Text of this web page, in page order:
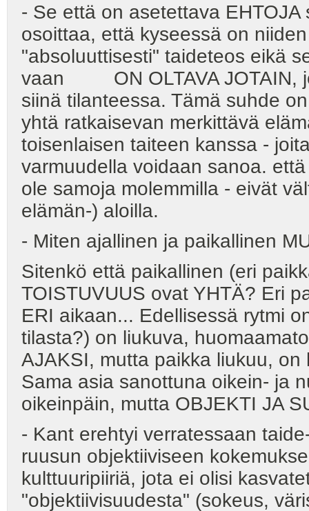
- Se että on asetettava
osoittaa, että kyseessä on
"absoluuttisesti" taideteos eikä
vaan ON OLTAVA JOTAIN,
siinä tilanteessa. Tämä suhde
yhtä ratkaisevan merkittävä
toisenlaisen taiteen kanssa -
varmuudella voidaan sanoa.
ole samoja molemmilla - eivät
elämän-) aloilla.
- Miten ajallinen ja paikallinen
Sitenkö että paikallinen (eri
TOISTUVUUS ovat YHTÄ? Eri
ERI aikaan... Edellisessä rytmi
tilasta?) on liukuva,
AJAKSI, mutta paikka liukuu,
Sama asia sanottuna oikein- ja
oikeinpäin, mutta OBJEKTI JA
- Kant erehtyi verratessaan
ruusun objektiiviseen
kulttuuripiiriä, jota ei olisi
"objektiivisuudesta" (sokeus,